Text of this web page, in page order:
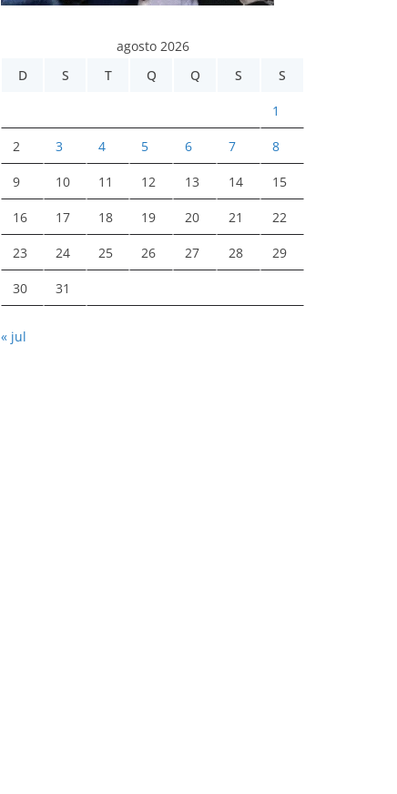
agosto 2026
D
S T Q Q S S
1
2 3 4 5 6 7 8
9 10 11 12 13 14 15
16 17 18 19 20 21 22
23 24 25 26 27 28 29
30 31
« jul